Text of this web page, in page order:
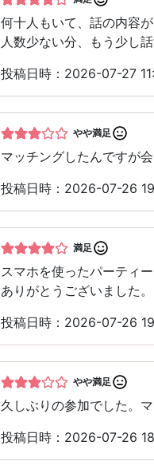
何十人もいて、話の内容
人数少ない分、もう少し
投稿日時：2026-07-27
やや満足
マッチングしたんですが
投稿日時：2026-07-26
満足
スマホを使ったパーティ
ありがとうございました。
投稿日時：2026-07-26
やや満足
久しぶりの参加でした。
投稿日時：2026-07-26